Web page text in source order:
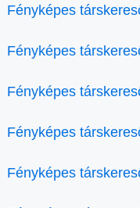
Fényképes
Fényképes
Fényképes
Fényképes
Fényképes